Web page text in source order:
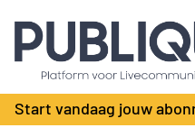
Industry Dashboard
Vacatures
Kalender
Producten
Bedrijvengids
Locatie Finder
Start vandaag jouw